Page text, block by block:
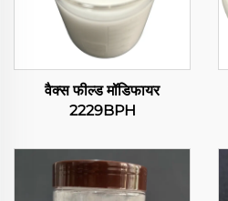
वैक्स फील्ड मॉडिफायर
2229BPH